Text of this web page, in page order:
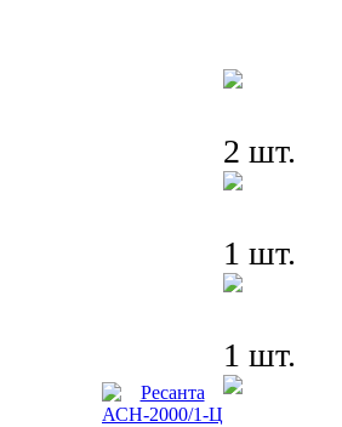
2 шт.
1 шт.
1 шт.